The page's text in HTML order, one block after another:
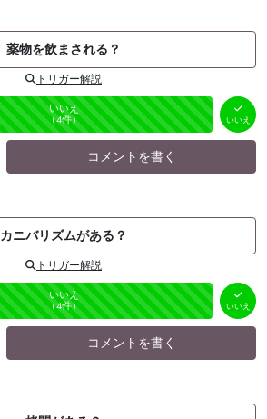
薬物を飲まされる？
トリガー解説
いいえ
（4件） いいえ
コメントを書く
カニバリズムがある？
トリガー解説
いいえ
（4件） いいえ
コメントを書く